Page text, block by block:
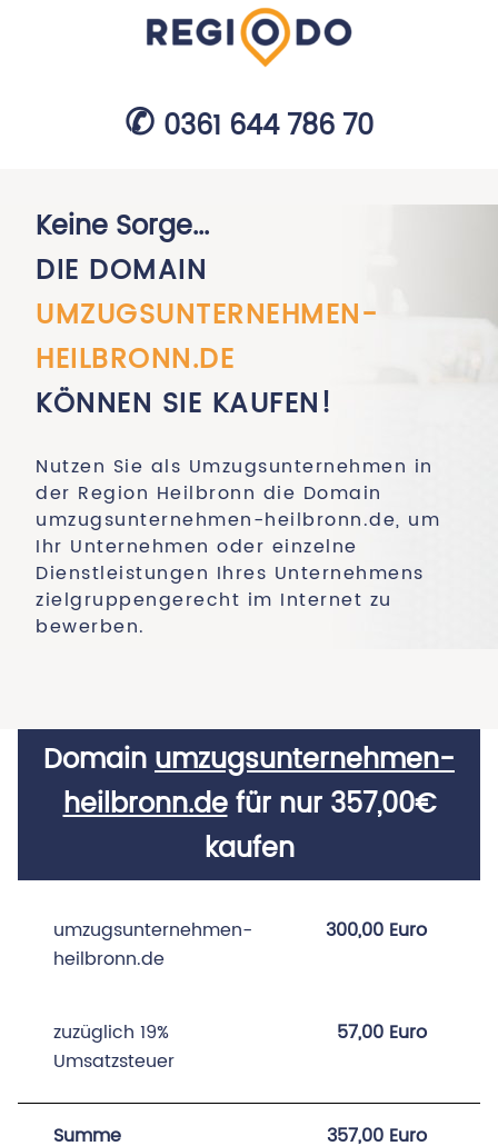
0361 644 786 70
Keine Sorge...
DIE DOMAIN
UMZUGSUNTERNEHMEN-
HEILBRONN.DE
KÖNNEN SIE KAUFEN!
Nutzen Sie als Umzugsunternehmen in
der Region Heilbronn die Domain
umzugsunternehmen-heilbronn.de, um
Ihr Unternehmen oder einzelne
Dienstleistungen Ihres Unternehmens
zielgruppengerecht im Internet zu
bewerben.
Domainumzugsunternehmen-
heilbronn.defür nur 357,00€
kaufen
umzugsunternehmen-
heilbronn.de
300,00 Euro
zuzüglich 19%
Umsatzsteuer
57,00 Euro
Summe 357,00 Euro